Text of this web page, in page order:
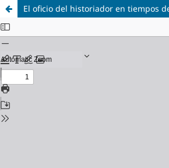
El oficio del historiador en tiempos